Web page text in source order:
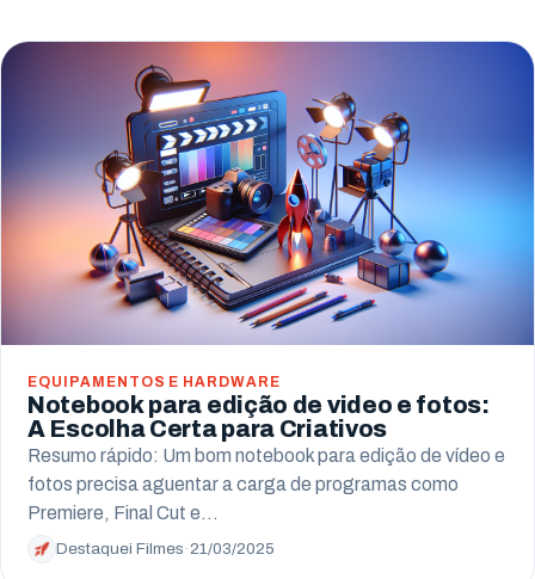
EQUIPAMENTOS E HARDWARE
Notebook para edição de video e fotos:
A Escolha Certa para Criativos
Resumo rápido: Um bom notebook para edição de vídeo e
fotos precisa aguentar a carga de programas como
Premiere, Final Cut e…
Destaquei Filmes ·21/03/2025